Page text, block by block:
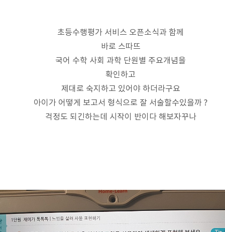
초등수행평가 서비스 오픈소식과 함께
바로 스따뜨
국어 수학 사회 과학 단원별 주요개념을
확인하고
제대로 숙지하고 있어야 하더라구요
아이가 어떻게 보고서 형식으로 잘 서술할수있을까 ?
걱정도 되긴하는데 시작이 반이다 해보자꾸나